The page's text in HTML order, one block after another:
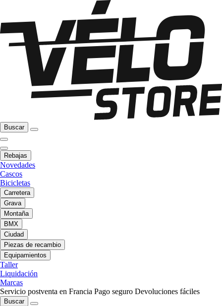
Buscar
Rebajas
Novedades
Cascos
Bicicletas
Carretera
Grava
Montaña
BMX
Ciudad
Piezas de recambio
Equipamientos
Taller
Liquidación
Marcas
Servicio postventa en Francia Pago seguro Devoluciones fáciles
Buscar